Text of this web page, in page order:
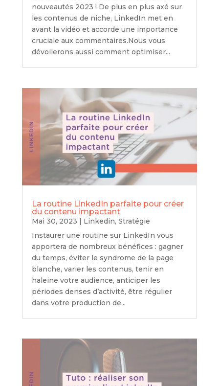
nouveautés 2023 ! De plus en plus axé sur
les contenus de niche, LinkedIn met en
avant la vidéo et accorde une importance
cruciale aux commentaires.Nous vous
dévoilerons aussi comment optimiser...
La routine LinkedIn parfaite pour créer
du contenu impactant
Mai 30, 2023 | Linkedin, Stratégie
Instaurer une routine sur LinkedIn vous
apportera de nombreux bénéfices : gagner
du temps, éviter le syndrome de la page
blanche, varier les contenus, tenir en
haleine votre audience, anticiper les
périodes denses d’activité, être régulier
dans votre production de...